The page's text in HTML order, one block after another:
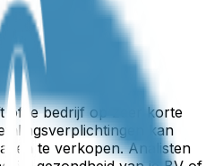
of je bedrijf op zeer korte
kan
te verkopen. Analisten